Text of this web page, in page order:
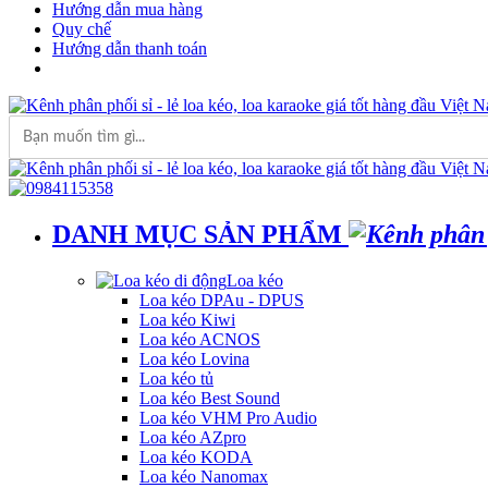
Hướng dẫn mua hàng
Quy chế
Hướng dẫn thanh toán
DANH MỤC SẢN PHẨM
Loa kéo
Loa kéo DPAu - DPUS
Loa kéo Kiwi
Loa kéo ACNOS
Loa kéo Lovina
Loa kéo tủ
Loa kéo Best Sound
Loa kéo VHM Pro Audio
Loa kéo AZpro
Loa kéo KODA
Loa kéo Nanomax